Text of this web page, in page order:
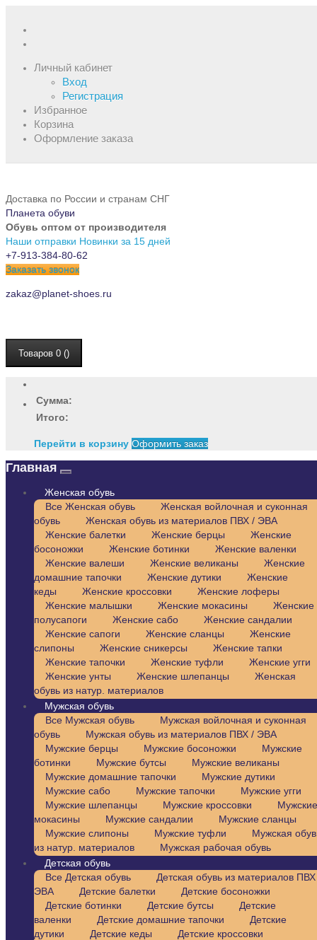
Личный кабинет
Вход
Регистрация
Избранное
Корзина
Оформление заказа
Доставка по России и странам СНГ
Планета обуви
Обувь оптом от производителя
Наши отправки Новинки за 15 дней
+7-913-384-80-62
Заказать звонок
zakaz@planet-shoes.ru
Товаров 0 ()
Сумма:
Итого:
Перейти в корзину Оформить заказ
Главная
Женская обувь
Все Женская обувь
Женская войлочная и суконная
обувь
Женская обувь из материалов ПВХ / ЭВА
Женские балетки
Женские берцы
Женские
босоножки
Женские ботинки
Женские валенки
Женские валеши
Женские великаны
Женские
домашние тапочки
Женские дутики
Женские
кеды
Женские кроссовки
Женские лоферы
Женские малышки
Женские мокасины
Женские
полусапоги
Женские сабо
Женские сандалии
Женские сапоги
Женские сланцы
Женские
слипоны
Женские сникерсы
Женские тапки
Женские тапочки
Женские туфли
Женские угги
Женские унты
Женские шлепанцы
Женская
обувь из натур. материалов
Мужская обувь
Все Мужская обувь
Мужская войлочная и суконная
обувь
Мужская обувь из материалов ПВХ / ЭВА
Мужские берцы
Мужские босоножки
Мужские
ботинки
Мужские бутсы
Мужские великаны
Мужские домашние тапочки
Мужские дутики
Мужские сабо
Мужские тапочки
Мужские угги
Мужские шлепанцы
Мужские кроссовки
Мужские
мокасины
Мужские сандалии
Мужские сланцы
Мужские слипоны
Мужские туфли
Мужская
из натур. материалов
Мужская рабочая обувь
Детская обувь
Все Детская обувь
Детская обувь из материалов
ЭВА
Детские балетки
Детские босоножки
Детские ботинки
Детские бутсы
Детские
валенки
Детские домашние тапочки
Детские
дутики
Детские кеды
Детские кроссовки